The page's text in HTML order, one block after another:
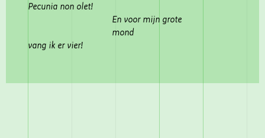
Pecunia non olet!
En voor mijn grote
mond
vang ik er vier!